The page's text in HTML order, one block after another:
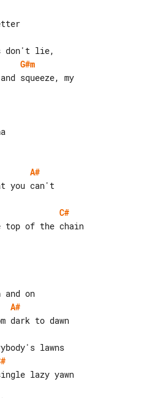
G#m
A#
you can't
C#
top of the chain
A#